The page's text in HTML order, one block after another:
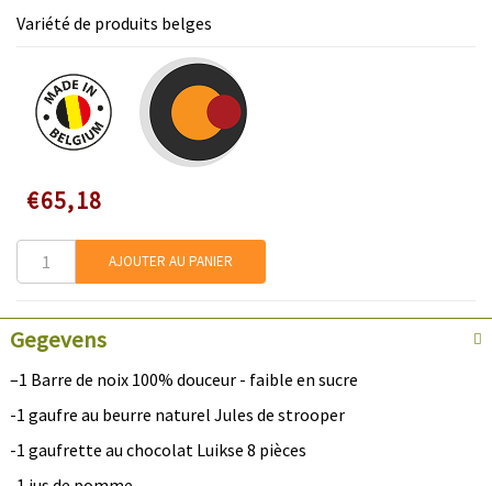
Variété de produits belges
Speciale
prijs
€65,18
AJOUTER AU PANIER
Gegevens
–1 Barre de noix 100% douceur - faible en sucre
-1 gaufre au beurre naturel Jules de strooper
-1 gaufrette au chocolat Luikse 8 pièces